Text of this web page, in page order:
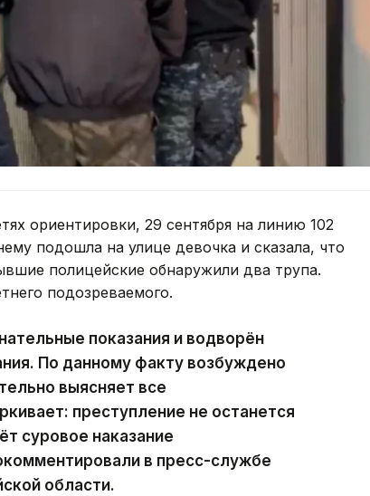
ориентировки, 29 сентября на линию 102
подошла на улице девочка и сказала, что
полицейские обнаружили два трупа.
подозреваемого.
показания и водворён
По данному факту возбуждено
выясняет все
преступление не останется
суровое наказание
в пресс-службе
области.